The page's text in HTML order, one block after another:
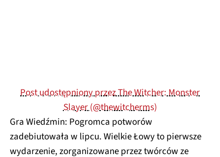
Post udostępniony przez The Witcher: Monster
Slayer (@thewitcherms)
Gra Wiedźmin: Pogromca potworów
zadebiutowała w lipcu. Wielkie Łowy to pierwsze
wydarzenie, zorganizowane przez twórców ze